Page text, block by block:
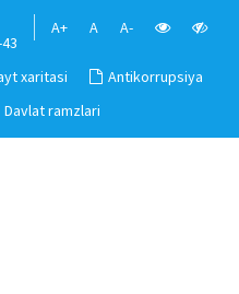
A+ A A-
xaritasi
Antikorrupsiya
Davlat ramzlari